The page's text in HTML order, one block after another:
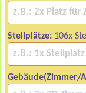
Stellplätze: 106x
Gebäude(Zimmer/